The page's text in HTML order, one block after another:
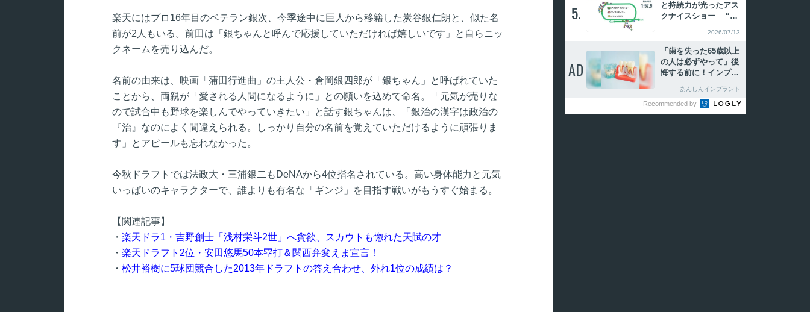
楽天にはプロ16年目のベテラン銀次、今季途中に巨人から移籍した炭谷銀仁朗と、似た名
前が2人もいる。前田は「銀ちゃんと呼んで応援していただければ嬉しいです」と自らニッ
クネームを売り込んだ。
名前の由来は、映画「蒲田行進曲」の主人公・倉岡銀四郎が「銀ちゃん」と呼ばれていた
ことから、両親が「愛される人間になるように」との願いを込めて命名。「元気が売りな
ので試合中も野球を楽しんでやっていきたい」と話す銀ちゃんは、「銀治の漢字は政治の
『治』なのによく間違えられる。しっかり自分の名前を覚えていただけるように頑張りま
す」とアピールも忘れなかった。
今秋ドラフトでは法政大・三浦銀二もDeNAから4位指名されている。高い身体能力と元気
いっぱいのキャラクターで、誰よりも有名な「ギンジ」を目指す戦いがもうすぐ始まる。
【関連記事】
・ 楽天ドラ1・吉野創士「浅村栄斗2世」へ貪欲、スカウトも惚れた天賦の才
・ 楽天ドラフト2位・安田悠馬50本塁打＆関西弁変えま宣言！
・ 松井裕樹に5球団競合した2013年ドラフトの答え合わせ、外れ1位の成績は？
5.
と持続力が光ったアス
クナイスショー “福
2026/07/13
AD
「歯を失った65歳以上
の人は必ずやって」後
悔する前に！インプラ
ントという選択肢。
あんしんインプラント
Recommended by